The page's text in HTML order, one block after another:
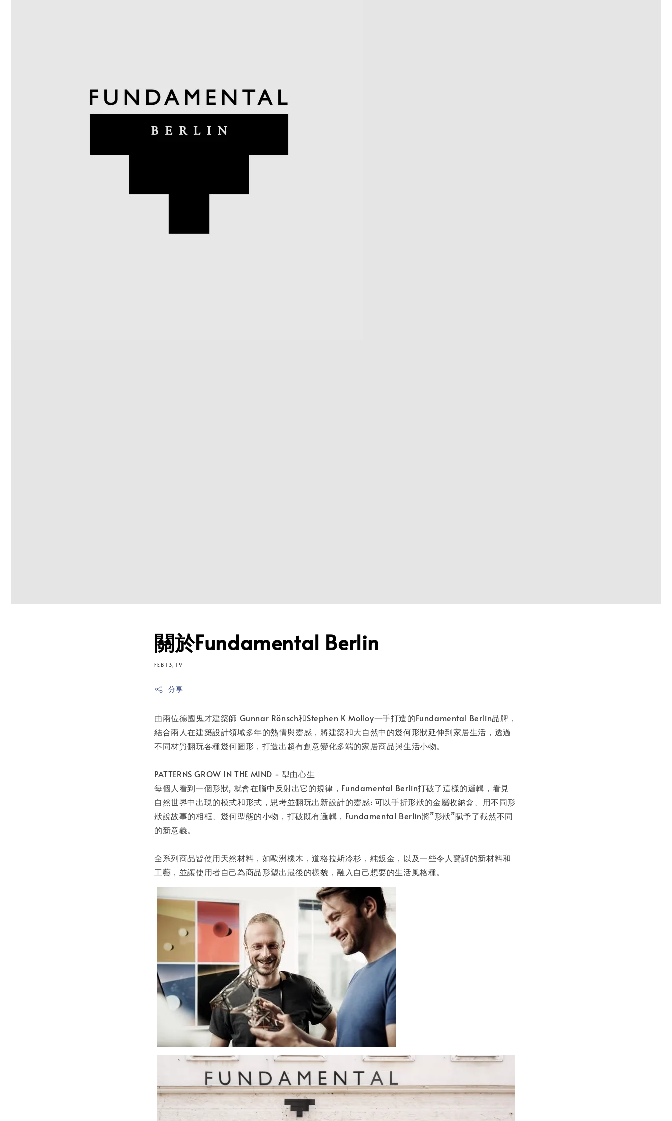
關於Fundamental Berlin
FEB 13, 19
分享
由兩位德國鬼才建築師 Gunnar Rönsch和Stephen K Molloy一手打造的Fundamental Berlin品牌，
結合兩人在建築設計領域多年的熱情與靈感，將建築和大自然中的幾何形狀延伸到家居生活，透過
不同材質翻玩各種幾何圖形，打造出超有創意變化多端的家居商品與生活小物。
PATTERNS GROW IN THE MIND - 型由心生
每個人看到一個形狀, 就會在腦中反射出它的規律，Fundamental Berlin打破了這樣的邏輯，看見
自然世界中出現的模式和形式，思考並翻玩出新設計的靈感: 可以手折形狀的金屬收納盒、用不同形
狀說故事的相框、幾何型態的小物，打破既有邏輯，Fundamental Berlin將”形狀”賦予了截然不同
的新意義。
全系列商品皆使用天然材料，如歐洲橡木，道格拉斯冷杉，純鈑金，以及一些令人驚訝的新材料和
工藝，並讓使用者自己為商品形塑出最後的樣貌，融入自己想要的生活風格種。